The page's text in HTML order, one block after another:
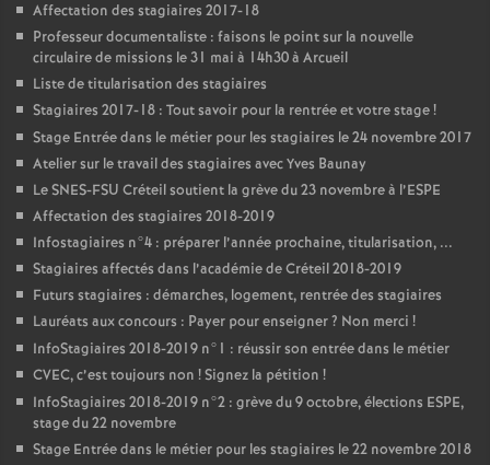
Affectation des stagiaires 2017-18
Professeur documentaliste : faisons le point sur la nouvelle
circulaire de missions le 31 mai à 14h30 à Arcueil
Liste de titularisation des stagiaires
Stagiaires 2017-18 : Tout savoir pour la rentrée et votre stage!
Stage Entrée dans le métier pour les stagiaires le 24 novembre 2017
Atelier sur le travail des stagiaires avec Yves Baunay
LeSNES-FSU Créteil soutient la grève du 23 novembre à l’ESPE
Affectation des stagiaires 2018-2019
Infostagiaires n°4 : préparer l’année prochaine, titularisation, ...
Stagiaires affectés dans l’académie de Créteil 2018-2019
Futurs stagiaires : démarches, logement, rentrée des stagiaires
Lauréats aux concours : Payer pour enseigner? Non merci !
InfoStagiaires 2018-2019 n°1 : réussir son entrée dans le métier
CVEC, c’est toujours non ! Signez la pétition !
InfoStagiaires 2018-2019 n°2 : grève du 9 octobre, élections ESPE,
stage du 22 novembre
Stage Entrée dans le métier pour les stagiaires le 22 novembre 2018